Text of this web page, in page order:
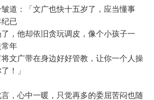
：「文广也快十五岁了，应当懂事
已
，他却依旧贪玩调皮，像个小孩子一
年
文广带在身边好好管教，让你一个人操
！」
心中一暖，只觉再多的委屈苦闷也随